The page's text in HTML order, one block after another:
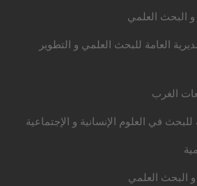
و البحث العلمي
العامة للبحث العلمي و التطوير
الغرب
للبحث في العلوم الإنسانية و الإجتماعية
و البحث العلمي